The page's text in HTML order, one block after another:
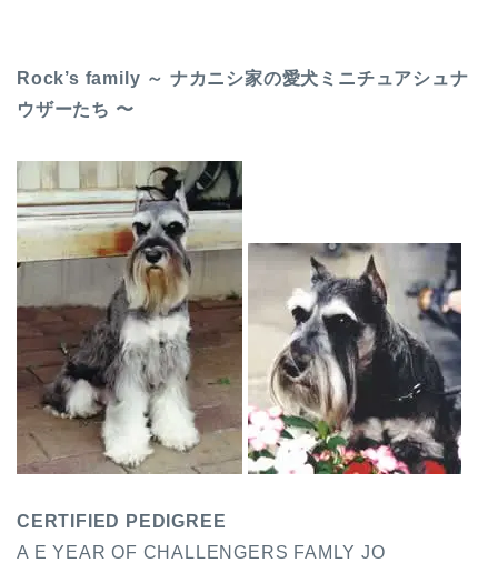
Rock’s family ～ ナカニシ家の愛犬ミニチュアシュナ
ウザーたち 〜
CERTIFIED PEDIGREE
A E YEAR OF CHALLENGERS FAMLY JO